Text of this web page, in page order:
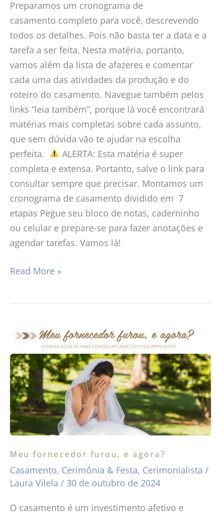
Preparamos um cronograma de
casamento completo para você, descrevendo
todos os detalhes. Pois não basta ter a data e a
tarefa a ser feita. Nesta matéria, portanto,
vamos além da lista de afazeres e comentar
cada uma das atividades da produção e do
roteiro do casamento. Navegue também pelos
links “leia também”, porque lá você encontrará
matérias mais completas sobre cada assunto,
que sem dúvida vão te ajudar na escolha
perfeita.
ALERTA: Esta matéria é super
completa e extensa. Portanto, salve o link para
consultar sempre que precisar. Montamos um
cronograma de casamento dividido em 7
etapas Pegue seu bloco de notas, caderninho
ou celular e prepare-se para fazer anotações e
agendar tarefas. Vamos lá!
Read More »
Meu fornecedor furou, e agora?
Casamento, Cerimônia & Festa, Cerimonialista /
Laura Vilela / 30 de outubro de 2024
O casamento é um investimento afetivo e
fornecedor
furou,
e
agora?